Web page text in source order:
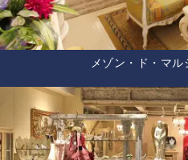
メゾン・ド・マ